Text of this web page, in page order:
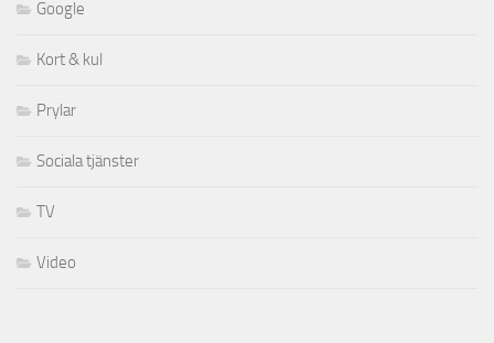
Google
Kort & kul
Prylar
Sociala tjänster
TV
Video